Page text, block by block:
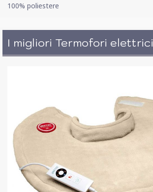
100% poliestere
I migliori Termofori elettrici